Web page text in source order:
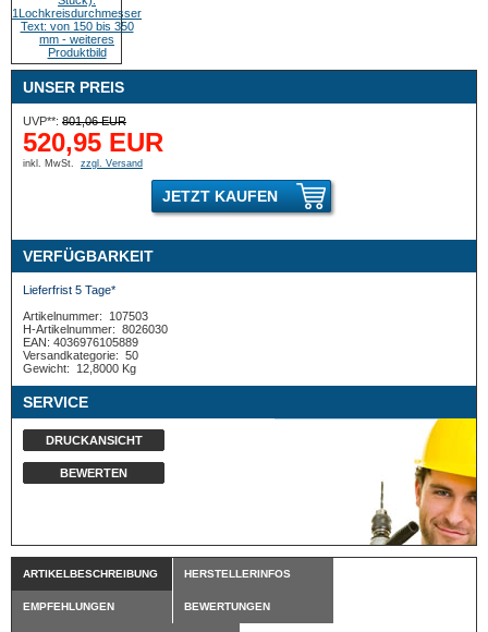
UNSER PREIS
UVP**: 801,06 EUR
520,95 EUR
inkl. MwSt. zzgl. Versand
JETZT KAUFEN
VERFÜGBARKEIT
Lieferfrist 5 Tage*
Artikelnummer:
107503
H-Artikelnummer: 8026030
EAN: 4036976105889
Versandkategorie: 50
Gewicht:
12,8000 Kg
SERVICE
DRUCKANSICHT
BEWERTEN
ARTIKELBESCHREIBUNG HERSTELLERINFOS
EMPFEHLUNGEN BEWERTUNGEN